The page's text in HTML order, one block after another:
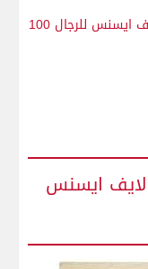
– توصياتنا حول استخدام فيندي لايف ايسنس للرجال 100
ايسنس